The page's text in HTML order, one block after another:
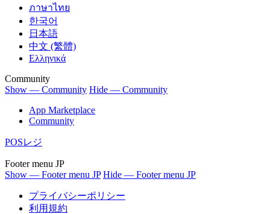
ภาษาไทย
한국어
日本語
中文 (繁體)
Ελληνικά
Community
Show — Community Hide — Community
App Marketplace
Community
POSレジ
Footer menu JP
Show — Footer menu JP Hide — Footer menu JP
プライバシーポリシー
利用規約